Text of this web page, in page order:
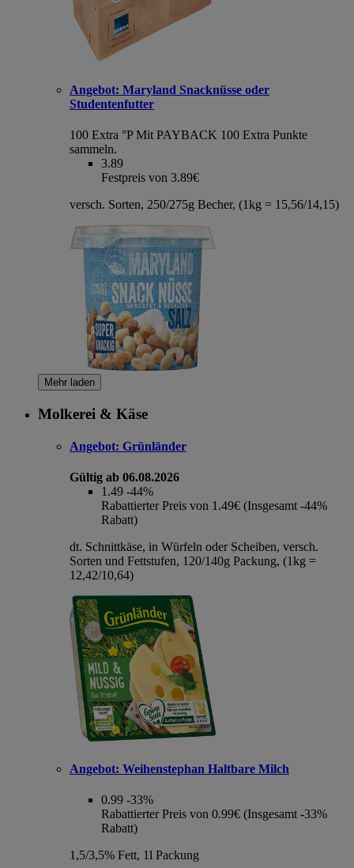
Angebot: Maryland Snacknüsse oder
Studentenfutter
100 Extra °P Mit PAYBACK 100 Extra Punkte
sammeln.
3.89
Festpreis von 3.89€
versch. Sorten, 250/275g Becher, (1kg = 15,56/14,15)
Mehr laden
Molkerei & Käse
Angebot: Grünländer
Gültig ab 06.08.2026
1.49 -44%
Rabattierter Preis von 1.49€ (Insgesamt -44%
Rabatt)
dt. Schnittkäse, in Würfeln oder Scheiben, versch.
Sorten und Fettstufen, 120/140g Packung, (1kg =
12,42/10,64)
Angebot: Weihenstephan Haltbare Milch
0.99 -33%
Rabattierter Preis von 0.99€ (Insgesamt -33%
Rabatt)
1,5/3,5% Fett, 1l Packung